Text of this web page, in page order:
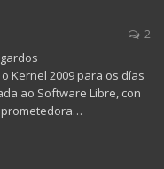
2
Kernel 2009 para os días
ao Software Libre, con
prometedora…